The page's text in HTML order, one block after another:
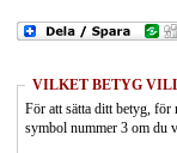
VILKET BETYG
För att sätta ditt betyg, för
symbol nummer 3 om du